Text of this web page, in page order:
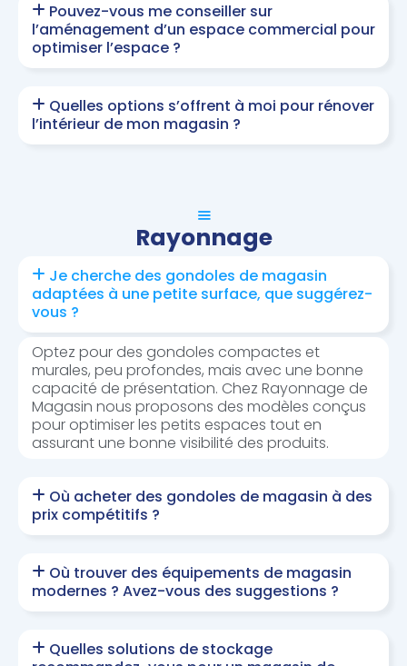
Pouvez-vous me conseiller sur
l’aménagement d’un espace commercial pour
optimiser l’espace ?
Quelles options s’offrent à moi pour rénover
l’intérieur de mon magasin ?
Rayonnage
Je cherche des gondoles de magasin
adaptées à une petite surface, que suggérez-
vous ?
Optez pour des gondoles compactes et
murales, peu profondes, mais avec une bonne
capacité de présentation. Chez Rayonnage de
Magasin nous proposons des modèles conçus
pour optimiser les petits espaces tout en
assurant une bonne visibilité des produits.
Où acheter des gondoles de magasin à des
prix compétitifs ?
Où trouver des équipements de magasin
modernes ? Avez-vous des suggestions ?
Quelles solutions de stockage